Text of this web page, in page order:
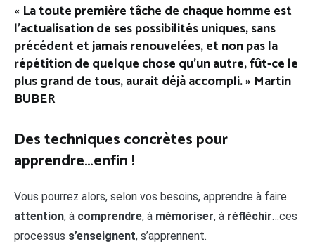
« La toute première tâche de chaque homme est
l’actualisation de ses possibilités uniques, sans
précédent et jamais renouvelées, et non pas la
répétition de quelque chose qu’un autre, fût-ce le
plus grand de tous, aurait déjà accompli. » Martin
BUBER
Des techniques concrètes pour
apprendre…enfin !
Vous pourrez alors, selon vos besoins, apprendre à faire
attention, à comprendre, à mémoriser, à réfléchir…ces
processus s’enseignent, s’apprennent.